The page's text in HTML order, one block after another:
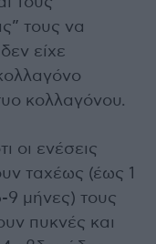
τους να
είχε
κολλαγόνου.
οι ενέσεις
ταχέως (έως 1
9 μήνες) τους
πυκνές και